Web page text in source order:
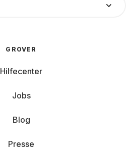
GROVER
Hilfecenter
Jobs
Blog
Presse